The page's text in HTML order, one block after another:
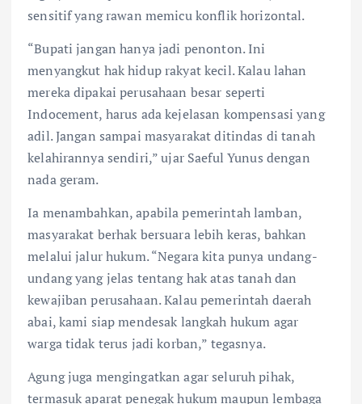
sensitif yang rawan memicu konflik horizontal.
“Bupati jangan hanya jadi penonton. Ini
menyangkut hak hidup rakyat kecil. Kalau lahan
mereka dipakai perusahaan besar seperti
Indocement, harus ada kejelasan kompensasi yang
adil. Jangan sampai masyarakat ditindas di tanah
kelahirannya sendiri,” ujar Saeful Yunus dengan
nada geram.
Ia menambahkan, apabila pemerintah lamban,
masyarakat berhak bersuara lebih keras, bahkan
melalui jalur hukum. “Negara kita punya undang-
undang yang jelas tentang hak atas tanah dan
kewajiban perusahaan. Kalau pemerintah daerah
abai, kami siap mendesak langkah hukum agar
warga tidak terus jadi korban,” tegasnya.
Agung juga mengingatkan agar seluruh pihak,
termasuk aparat penegak hukum maupun lembaga